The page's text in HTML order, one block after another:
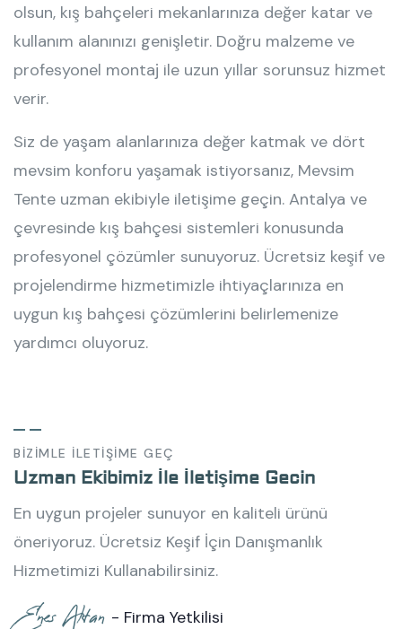
olsun, kış bahçeleri mekanlarınıza değer katar ve
kullanım alanınızı genişletir. Doğru malzeme ve
profesyonel montaj ile uzun yıllar sorunsuz hizmet
verir.
Siz de yaşam alanlarınıza değer katmak ve dört
mevsim konforu yaşamak istiyorsanız, Mevsim
Tente uzman ekibiyle iletişime geçin. Antalya ve
çevresinde kış bahçesi sistemleri konusunda
profesyonel çözümler sunuyoruz. Ücretsiz keşif ve
projelendirme hizmetimizle ihtiyaçlarınıza en
uygun kış bahçesi çözümlerini belirlemenize
yardımcı oluyoruz.
BİZİMLE İLETİŞİME GEÇ
Uzman Ekibimiz İle İletişime Gecin
En uygun projeler sunuyor en kaliteli ürünü
öneriyoruz. Ücretsiz Keşif İçin Danışmanlık
Hizmetimizi Kullanabilirsiniz.
Enes Altan - Firma Yetkilisi